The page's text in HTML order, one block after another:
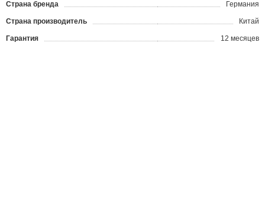
Страна бренда Германия
Страна производитель Китай
Гарантия 12 месяцев